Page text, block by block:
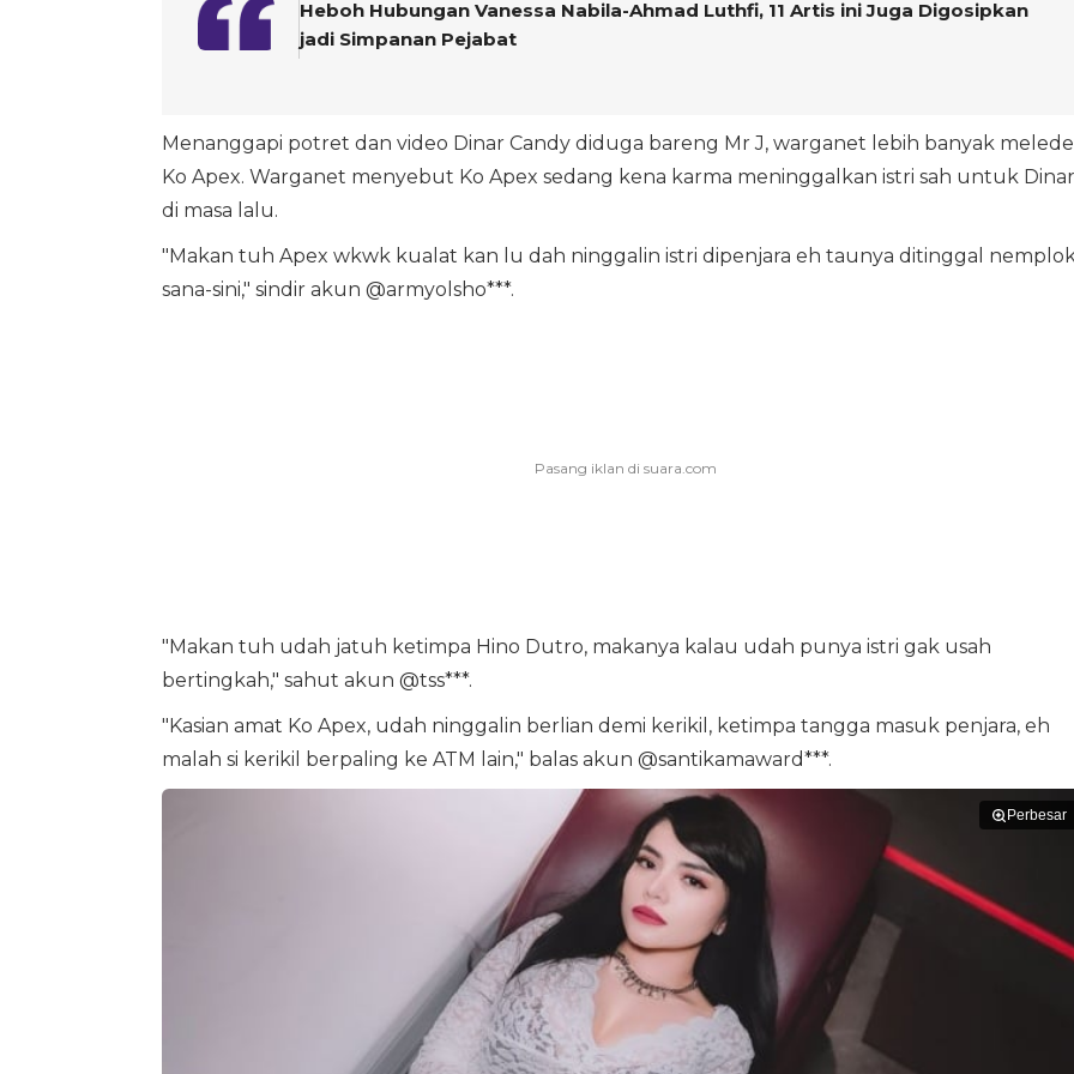
Heboh Hubungan Vanessa Nabila-Ahmad Luthfi, 11 Artis ini Juga Digosipkan
jadi Simpanan Pejabat
Menanggapi potret dan video Dinar Candy diduga bareng Mr J, warganet lebih banyak
Ko Apex. Warganet menyebut Ko Apex sedang kena karma meninggalkan istri sah untuk Dinar
di masa lalu.
"Makan tuh Apex wkwk kualat kan lu dah ninggalin istri dipenjara eh taunya ditinggal
sana-sini," sindir akun @armyolsho***.
"Makan tuh udah jatuh ketimpa Hino Dutro, makanya kalau udah punya istri gak usah
bertingkah," sahut akun @tss***.
"Kasian amat Ko Apex, udah ninggalin berlian demi kerikil, ketimpa tangga masuk penjara, eh
malah si kerikil berpaling ke ATM lain," balas akun @santikamaward***.
Perbesar